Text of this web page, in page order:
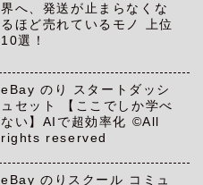
界へ、発送が止まらなくな
るほど売れているモノ 上位
10選！
eBay のり スタートダッシ
ュセット 【ここでしか学べ
ない】AIで超効率化 ©All
rights reserved
eBay のりスクール コミュ